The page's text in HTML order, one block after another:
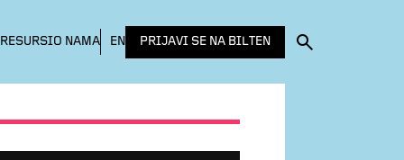
RESURSIO NAMA EN PRIJAVI SE NA BILTEN